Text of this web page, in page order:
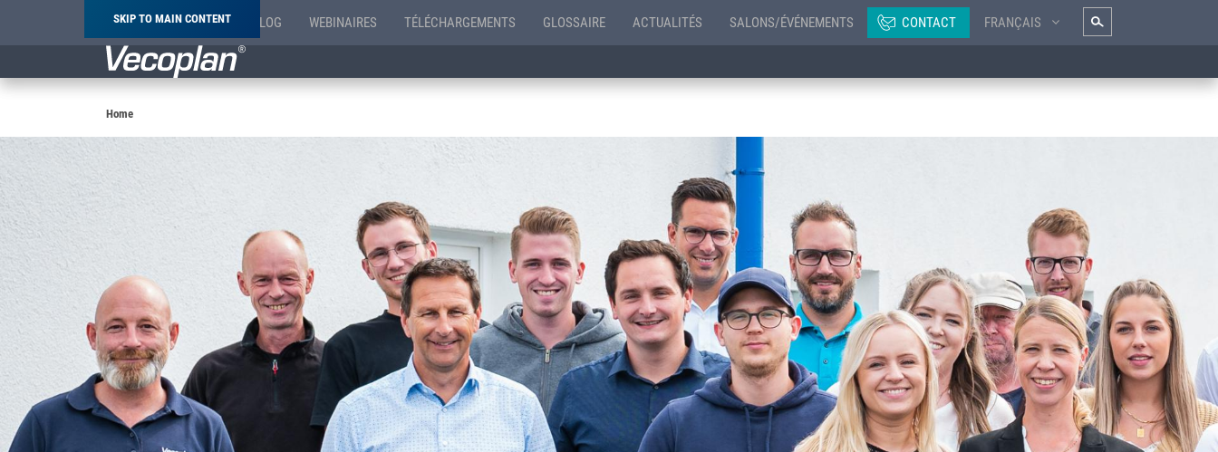
SKIP TO MAIN CONTENT BLOG WEBINAIRES TÉLÉCHARGEMENTS GLOSSAIRE ACTUALITÉS SALONS/ÉVÉNEMENTS CONTACT FRANÇAIS
Breadcrumb
Home